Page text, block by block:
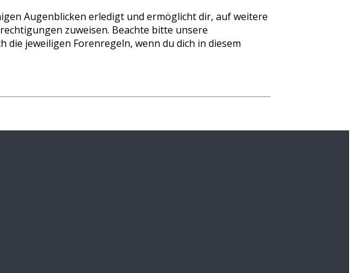
Augenblicken erledigt und ermöglicht dir, auf weitere
zuweisen. Beachte bitte unsere
jeweiligen Forenregeln, wenn du dich in diesem